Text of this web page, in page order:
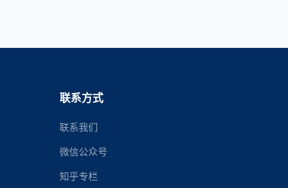
联系方式
联系我们
微信公众号
知乎专栏